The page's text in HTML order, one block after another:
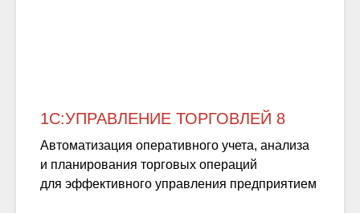
1С:УПРАВЛЕНИЕ ТОРГОВЛЕЙ 8
Автоматизация оперативного учета, анализа
и планирования торговых операций
для эффективного управления предприятием